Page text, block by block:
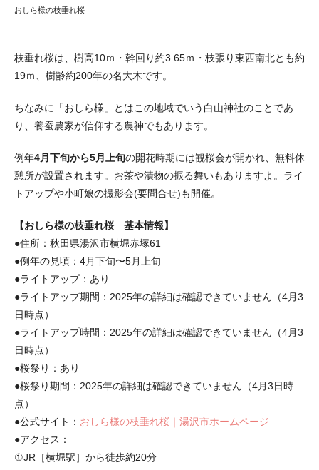
おしら様の枝垂れ桜
枝垂れ桜は、樹高10ｍ・幹回り約3.65ｍ・枝張り東西南北とも約
19ｍ、樹齢約200年の名大木です。
ちなみに「おしら様」とはこの地域でいう白山神社のことであ
り、養蚕農家が信仰する農神でもあります。
例年4月下旬から5月上旬の開花時期には観桜会が開かれ、無料休
憩所が設置されます。お茶や漬物の振る舞いもありますよ。ライ
トアップや小町娘の撮影会(要問合せ)も開催。
【おしら様の枝垂れ桜 基本情報】
●住所：秋田県湯沢市横堀赤塚61
●例年の見頃：4月下旬〜5月上旬
●ライトアップ：あり
●ライトアップ期間：2025年の詳細は確認できていません（4月3
日時点）
●ライトアップ時間：2025年の詳細は確認できていません（4月3
日時点）
●桜祭り：あり
●桜祭り期間：2025年の詳細は確認できていません（4月3日時
点）
●公式サイト： おしら様の枝垂れ桜｜湯沢市ホームページ
●アクセス：
①JR［横堀駅］から徒歩約20分